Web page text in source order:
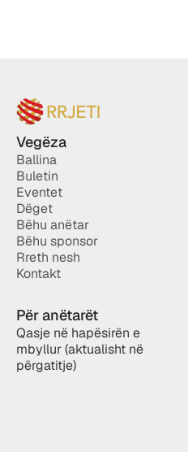
Vegëza
Ballina
Buletin
Eventet
Dëget
Bëhu anëtar
Bëhu sponsor
Rreth nesh
Kontakt
Për anëtarët
Qasje në hapësirën e
mbyllur (aktualisht në
përgatitje)